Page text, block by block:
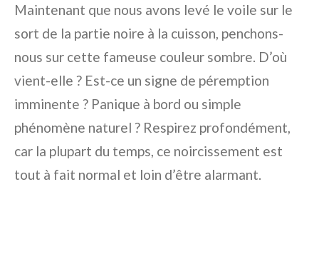
Maintenant que nous avons levé le voile sur le
sort de la partie noire à la cuisson, penchons-
nous sur cette fameuse couleur sombre. D’où
vient-elle ? Est-ce un signe de péremption
imminente ? Panique à bord ou simple
phénomène naturel ? Respirez profondément,
car la plupart du temps, ce noircissement est
tout à fait normal et loin d’être alarmant.